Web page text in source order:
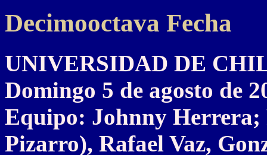
Decimooctava Fecha
UNIVERSIDAD DE
Domingo 5 de agosto de
Equipo: Johnny Herrera;
Pizarro), Rafael Vaz,